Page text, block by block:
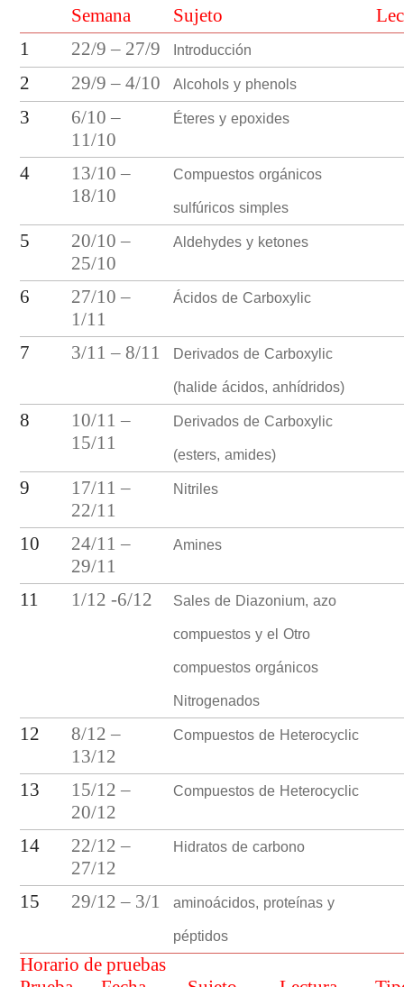
Semana
Sujeto
1
22/9 – 27/9 Introducción
2 29/9 – 4/10 Alcohols y phenols
3
6/10 –
11/10
Éteres y epoxides
4
13/10 –
18/10
Compuestos orgánicos
sulfúricos simples
5
20/10 –
25/10
Aldehydes y ketones
6
27/10 –
1/11
Ácidos de Carboxylic
7 3/11 – 8/11
Derivados de Carboxylic
(halide ácidos, anhídridos)
8
10/11 –
15/11
Derivados de Carboxylic
(esters, amides)
9
17/11 –
22/11
Nitriles
10
24/11 –
29/11
Amines
11 1/12 -6/12
Sales de Diazonium, azo
compuestos y el Otro
compuestos orgánicos
Nitrogenados
12
8/12 –
13/12
Compuestos de Heterocyclic
13
15/12 –
20/12
Compuestos de Heterocyclic
14
22/12 –
27/12
Hidratos de carbono
15 29/12 – 3/1
aminoácidos, proteínas y
péptidos
Horario de pruebas